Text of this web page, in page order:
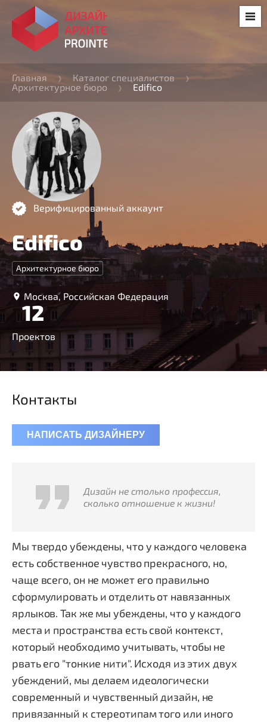
Главная
Каталог специалистов
Архитектурное бюро
Edifico
Верифицированный аккаунт
Edifico
Архитектурное бюро
Москва, Российская Федерация
12
Проектов
Контакты
НАПИСАТЬ ДИЗАЙНЕРУ
Дизайн не столько профессия,
сколько отношение к жизни!
Мы твердо убеждены, что у каждого человека
есть собственное чувство прекрасного, но,
чаще всего, он не может его правильно
сформулировать и отделить от навязанных
ярлыков. Так же мы убеждены, что у каждого
места и пространства есть свой контекст,
который необходимо учитывать, чтобы не
рвать его "тонкие нити". Исходя из этих двух
убеждений, мы делаем идеологически
современный и чувственный дизайн, не
привязанный к стереотипам того или иного